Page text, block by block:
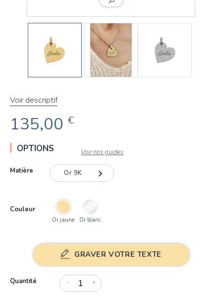
Voir descriptif
135,00 €
OPTIONS Voir nos guides
Matière Or 9K
Or 18K
Couleur
Or jaune Or blanc
GRAVER VOTRE TEXTE
Quantité - +